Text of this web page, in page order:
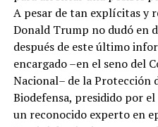
A pesar de tan explícitas y
Donald Trump no dudó en
después de este último
encargado –en el seno del
Nacional– de la Protección
Biodefensa, presidido por
un reconocido experto en